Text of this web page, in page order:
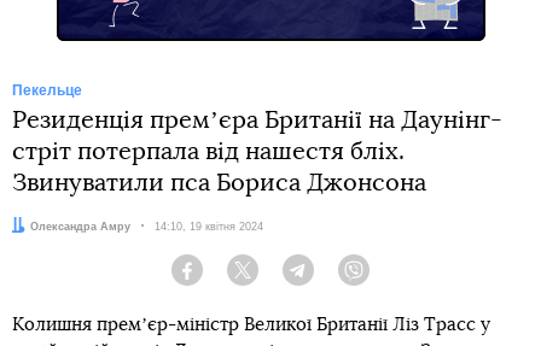
Пекельце
Резиденція премʼєра Британії на Даунінг-
стріт потерпала від нашестя бліх.
Звинуватили пса Бориса Джонсона
Автор:
Олександра Амру Дата:
14:10, 19 квітня 2024
Facebook Twitter Telegram
Колишня премʼєр-міністр Великої Британії Ліз Трасс у